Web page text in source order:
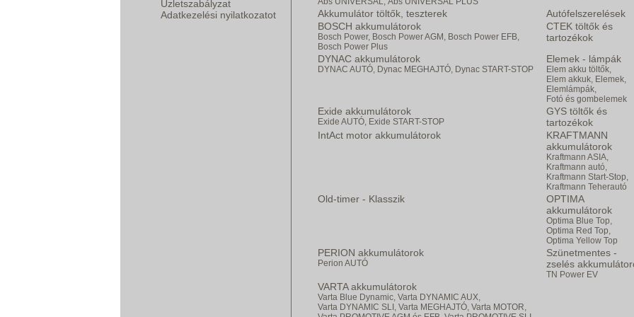
Üzletszabályzat
Adatkezelési nyilatkozatot
Akkumulátor töltők, teszterek
Autófelszerelések
BOSCH akkumulátorok
Bosch Power, Bosch Power AGM, Bosch Power EFB,
Bosch Power Plus
CTEK töltők és
tartozékok
DYNAC akkumulátorok
DYNAC AUTÓ, Dynac MEGHAJTÓ, Dynac START-STOP
Elemek - lámpák
Elem akku töltők,
Elem akkuk, Elemek,
Elemlámpák,
Fotó és gombelemek
Exide akkumulátorok
Exide AUTÓ, Exide START-STOP
GYS töltők és
tartozékok
IntAct motor akkumulátorok
KRAFTMANN
akkumulátorok
Kraftmann ASIA,
Kraftmann autó,
Kraftmann Start-Stop,
Kraftmann Teherautó
Old-timer - Klasszik
OPTIMA
akkumulátorok
Optima Blue Top,
Optima Red Top,
Optima Yellow Top
PERION akkumulátorok
Perion AUTÓ
Szünetmentes -
zselés
TN Power EV
VARTA akkumulátorok
Varta Blue Dynamic, Varta DYNAMIC AUX,
Varta DYNAMIC SLI, Varta MEGHAJTÓ, Varta MOTOR,